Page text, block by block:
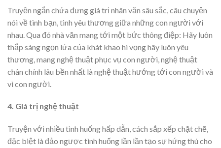
Truyện ngắn chứa đựng giá trị nhân văn sâu sắc, câu chuyện
nói về tình bạn, tình yêu thương giữa những con người với
nhau. Qua đó nhà văn mang tới một bức thông điệp: Hãy luôn
thắp sáng ngọn lửa của khát khao hi vọng hãy luôn yêu
thương, mang nghệ thuật phục vụ con người, nghệ thuật
chân chính lâu bền nhất là nghệ thuật hướng tới con người và
vì con người.
4. Giá trị nghệ thuật
Truyện với nhiều tình huống hấp dẫn, cách sắp xếp chặt chẽ,
đặc biệt là đảo ngược tình huống lần lần tạo sự hứng thú cho